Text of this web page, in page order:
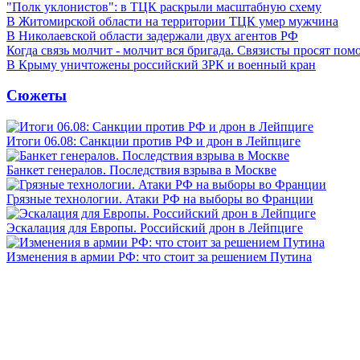
"Полк уклонистов": в ТЦК раскрыли масштабную схему
В Житомирской области на территории ТЦК умер мужчина
В Николаевской области задержали двух агентов РФ
Когда связь молчит - молчит вся бригада. Связисты просят
В Крыму уничтожены российский ЗРК и военный кран
Сюжеты
Итоги 06.08: Санкции против РФ и дрон в Лейпциге
Банкет генералов. Последствия взрыва в Москве
Грязные технологии. Атаки РФ на выборы во Франции
Эскалация для Европы. Российский дрон в Лейпциге
Изменения в армии РФ: что стоит за решением Путина